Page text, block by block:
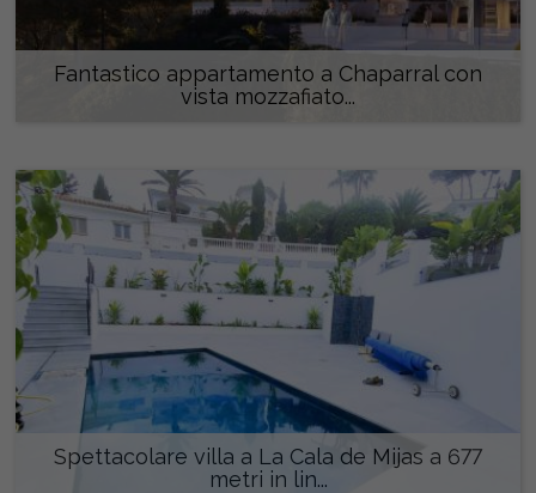
Fantastico appartamento a Chaparral con
vista mozzafiato...
Spettacolare villa a La Cala de Mijas a 677
metri in lin...